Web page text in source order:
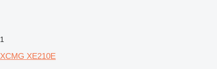
1
XCMG XE210E